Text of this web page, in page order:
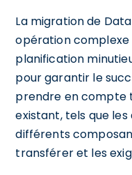
La migration de
opération complexe
planification
pour garantir le
prendre en compte
existant, tels que
différents
transférer et les